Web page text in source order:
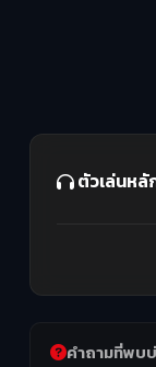
ตัวเล่นหลั
คำถามที่พบ